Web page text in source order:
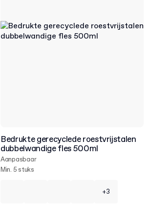
Bedrukte gerecyclede roestvrijstalen
dubbelwandige fles 500ml
Aanpasbaar
Min. 5 stuks
+3